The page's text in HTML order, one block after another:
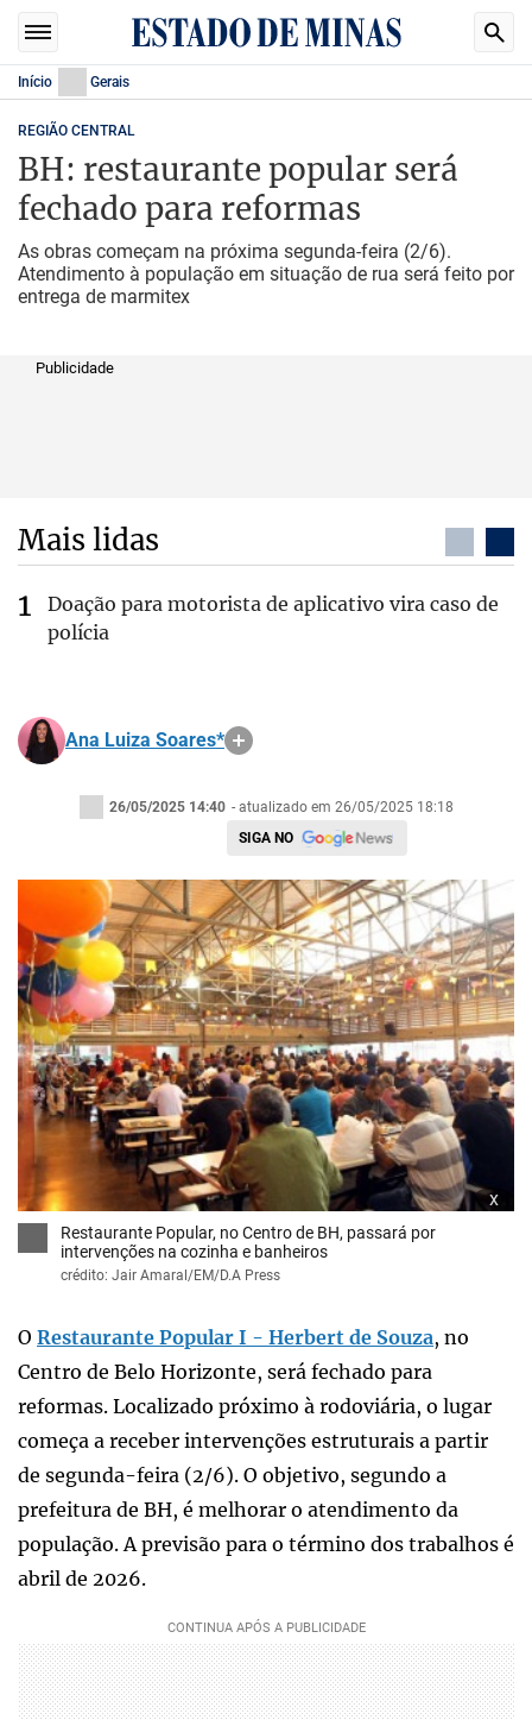
Início Gerais
REGIÃO CENTRAL
BH: restaurante popular será
fechado para reformas
As obras começam na próxima segunda-feira (2/6).
Atendimento à população em situação de rua será feito por
entrega de marmitex
Publicidade
Mais lidas
Doação para motorista de aplicativo vira caso de
polícia
Ana Luiza Soares*
26/05/2025 14:40 - atualizado em 26/05/2025 18:18
SIGA NO
x
Restaurante Popular, no Centro de BH, passará por
intervenções na cozinha e banheiros
crédito: Jair Amaral/EM/D.A Press
O Restaurante Popular I - Herbert de Souza, no
Centro de Belo Horizonte, será fechado para
reformas. Localizado próximo à rodoviária, o lugar
começa a receber intervenções estruturais a partir
de segunda-feira (2/6). O objetivo, segundo a
prefeitura de BH, é melhorar o atendimento da
população. A previsão para o término dos trabalhos é
abril de 2026.